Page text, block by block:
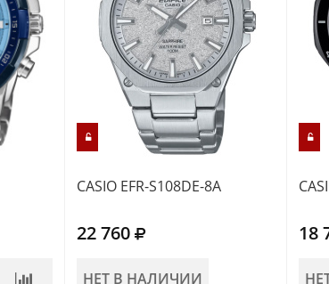
CASIO EFR-S108DE-8A
22 760
НЕТ В НАЛИЧИИ
18